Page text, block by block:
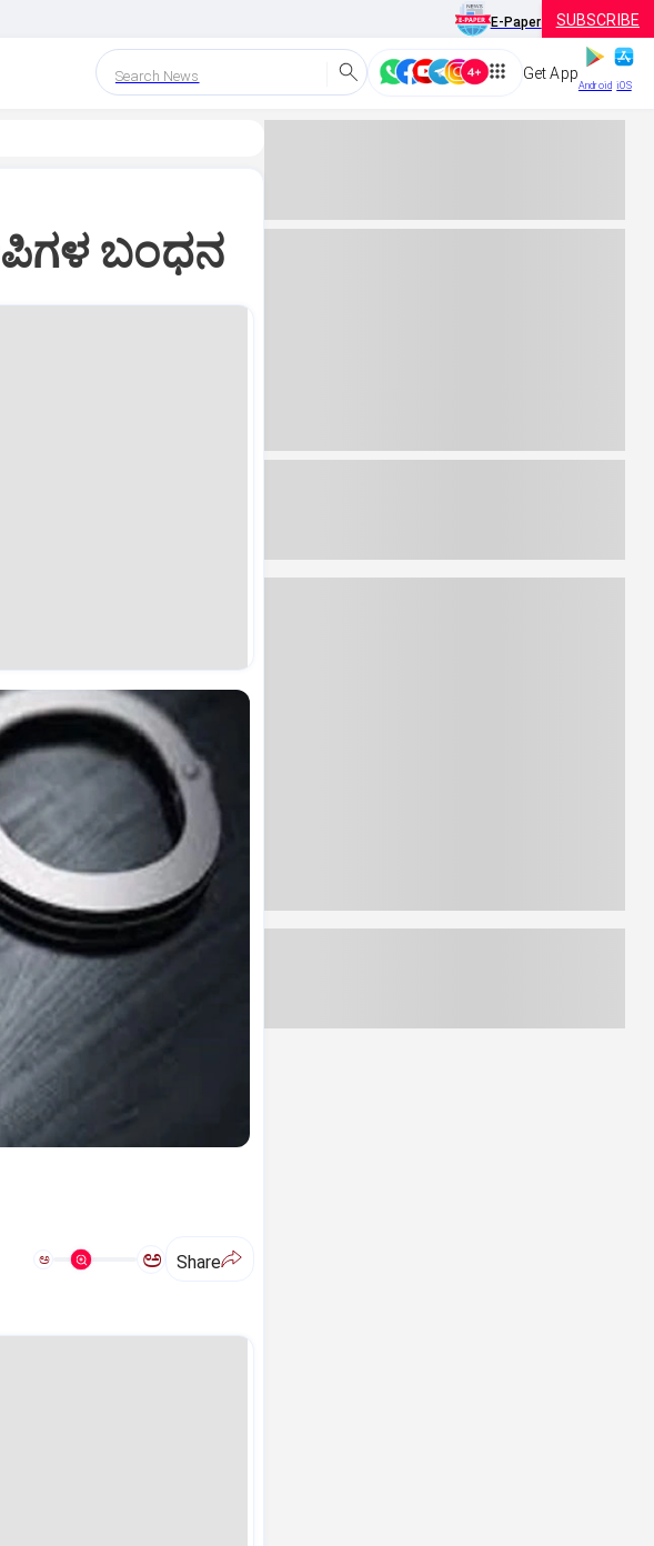
E-Paper SUBSCRIBE
Search News Get App
Android iOS
ಬಂಧನ
ಅ ಅ Share